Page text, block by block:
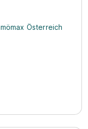
mömax Österreich